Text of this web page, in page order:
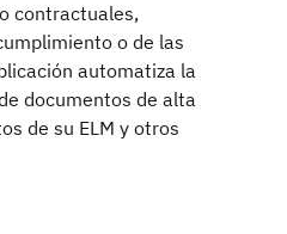
contractuales,
o de las
automatiza la
documentos de alta
de su ELM y otros